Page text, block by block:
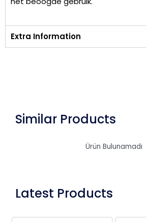
Extra Information
Similar Products
Ürün Bulunamadı
Latest Products